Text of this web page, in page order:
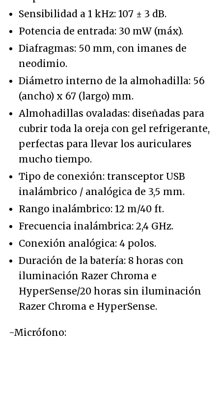
Sensibilidad a 1 kHz: 107 ± 3 dB.
Potencia de entrada: 30 mW (máx).
Diafragmas: 50 mm, con imanes de
neodimio.
Diámetro interno de la almohadilla: 56
(ancho) x 67 (largo) mm.
Almohadillas ovaladas: diseñadas para
cubrir toda la oreja con gel refrigerante,
perfectas para llevar los auriculares
mucho tiempo.
Tipo de conexión: transceptor USB
inalámbrico / analógica de 3,5 mm.
Rango inalámbrico: 12 m/40 ft.
Frecuencia inalámbrica: 2,4 GHz.
Conexión analógica: 4 polos.
Duración de la batería: 8 horas con
iluminación Razer Chroma e
HyperSense/20 horas sin iluminación
Razer Chroma e HyperSense.
-Micrófono: